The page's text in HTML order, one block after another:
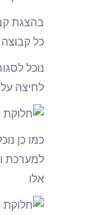
כל קבוצה
נוכל
לחיצה
כמו כן
למערכת
אלו